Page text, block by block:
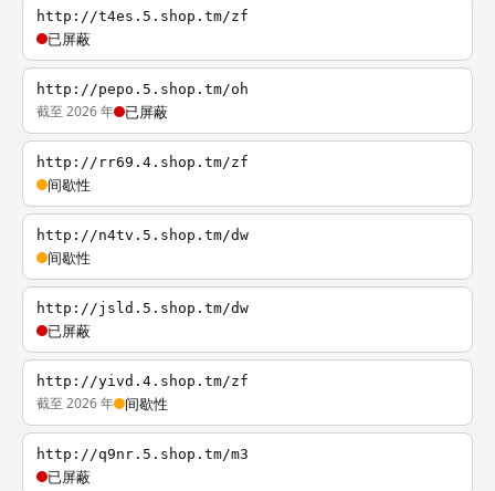
http://t4es.5.shop.tm/zf
已屏蔽
http://pepo.5.shop.tm/oh
截至 2026 年 已屏蔽
http://rr69.4.shop.tm/zf
间歇性
http://n4tv.5.shop.tm/dw
间歇性
http://jsld.5.shop.tm/dw
已屏蔽
http://yivd.4.shop.tm/zf
截至 2026 年 间歇性
http://q9nr.5.shop.tm/m3
已屏蔽